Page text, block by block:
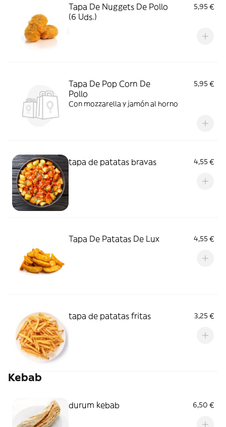
Tapa De Nuggets De Pollo
(6 Uds.)
5,95 €
Tapa De Pop Corn De
Pollo
5,95 €
Con mozzarella y jamón al horno
tapa de patatas bravas 4,55 €
Tapa De Patatas De Lux 4,55 €
tapa de patatas fritas 3,25 €
Kebab
durum kebab 6,50 €